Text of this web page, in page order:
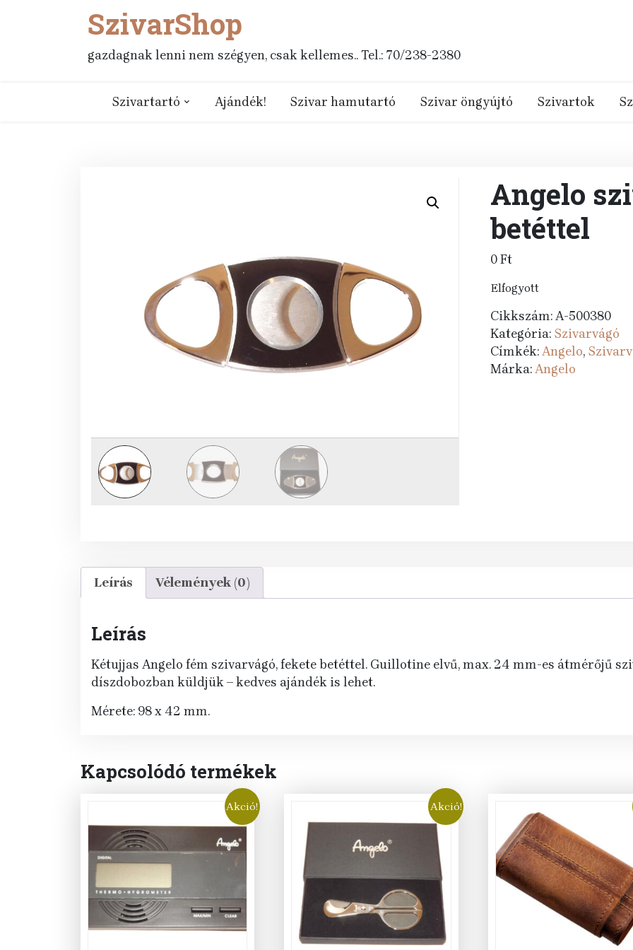
SzivarShop
gazdagnak lenni nem szégyen, csak kellemes.. Tel.: 70/238-2380
Szivartartó Ajándék! Szivar hamutartó Szivar öngyújtó Szivartok
Angelo
betéttel
0Ft
Elfogyott
Cikkszám:A-500380
Kategória: Szivarvágó
Címkék:Angelo,
Márka:Angelo
Leírás Vélemények (0)
Leírás
Kétujjas Angelo fém szivarvágó, fekete betéttel. Guillotine elvű, max. 24 mm-es átmérőjű
díszdobozban küldjük – kedves ajándék is lehet.
Mérete: 98 x 42 mm.
Kapcsolódó termékek
Akció! Akció!